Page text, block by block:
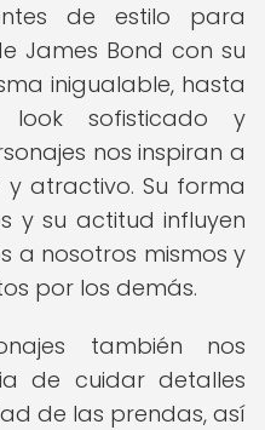
de estilo para
James Bond con su
inigualable, hasta
sofisticado y
nos inspiran a
atractivo. Su forma
y su actitud influyen
a nosotros mismos y
por los demás.
también nos
de cuidar detalles
de las prendas, así